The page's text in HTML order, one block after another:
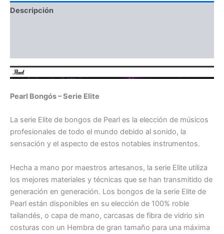
Descripción
Pearl Bongós – Serie Elite
La serie Elite de bongos de Pearl es la elección de músicos
profesionales de todo el mundo debido al sonido, la
sensación y el aspecto de estos notables instrumentos.
Hecha a mano por maestros artesanos, la serie Elite utiliza
los mejores materiales y técnicas que se han transmitido de
generación en generación. Los bongos de la serie Elite de
Pearl están disponibles en su elección de 100% roble
tailandés, o capa de mano, carcasas de fibra de vidrio sin
costuras con un Hembra de gran tamaño para una máxima